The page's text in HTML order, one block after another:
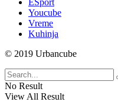
Youcube
Vreme
Kuhinja
© 2019 Urbancube
No Result
View All Result